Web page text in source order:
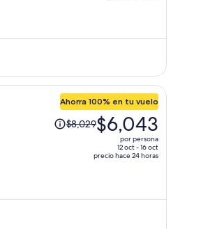
ahora
de
$1,446
por
persona
Ahorra 100% en tu vuelo
El
precio
ahora
$8,029$6,043
por persona
12 oct - 16 oct
precio hace 24 horas